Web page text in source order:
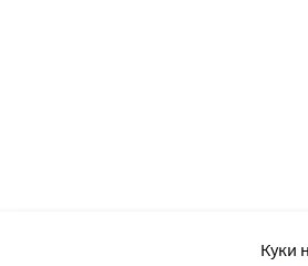
Куки